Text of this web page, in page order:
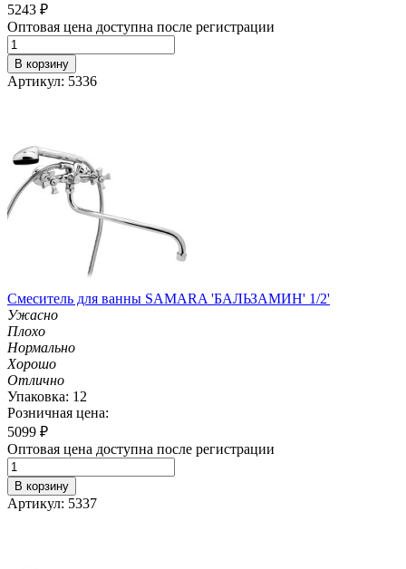
5243 ₽
Оптовая цена доступна после регистрации
В корзину
Артикул: 5336
Смеситель для ванны SAMARA 'БАЛЬЗАМИН' 1/2'
Ужасно
Плохо
Нормально
Хорошо
Отлично
Упаковка: 12
Розничная цена:
5099 ₽
Оптовая цена доступна после регистрации
В корзину
Артикул: 5337